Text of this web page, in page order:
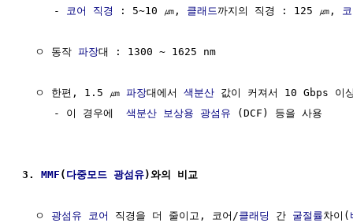
     -
코어 직경 : 5~10 ㎛, 클래드까지의 직경 : 125 ㎛,
  ㅇ 동작
파장대 : 1300 ~ 1625 nm
  ㅇ 한편, 1.5 ㎛
파장대에서 색분산 값이 커져서 10 Gbps 이
     - 이 경우에
색분산 보상용 광섬유 (DCF) 등을 사용
3. MMF ( 다중모드 광섬유)와의 비교
  ㅇ
광섬유 코어 직경을 더 줄이고, 코어/클래딩 간 굴절률차이(